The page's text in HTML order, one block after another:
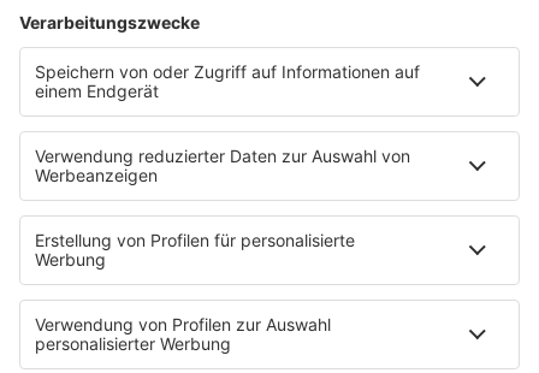
Ich hasse Sport
Sonntag Morgen
Strandbar
Putzfimmel
Deutschpop
Deutsche Liebeslieder
PODCASTS
Mit den Waffeln einer Frau
Frühstück bei Barbara
Brave & One
NotAufnahme